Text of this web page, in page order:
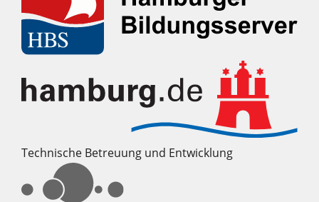
Technische Betreuung und Entwicklung